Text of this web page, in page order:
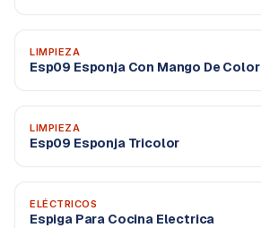
LIMPIEZA
Esp09 Esponja Con Mango De Color
LIMPIEZA
Esp09 Esponja Tricolor
ELÉCTRICOS
Espiga Para Cocina Electrica